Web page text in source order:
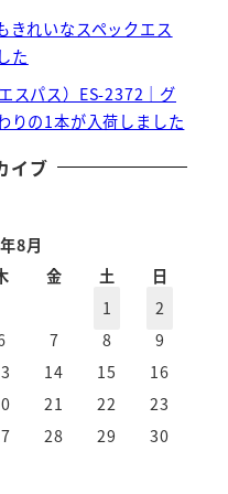
きれいなスペックエス
た
スパス）ES-2372｜グ
りの1本が入荷しました
イブ
8月
金 土
日
1
2
7 8
9
14 15
16
21 22
23
28 29
30